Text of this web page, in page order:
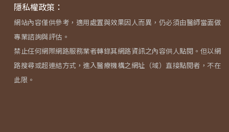
隱私權政策：
網站內容僅供參考，適用處置與效果因人而異，仍必須由醫師當面做
專業諮詢與評估。
禁止任何網際網路服務業者轉錄其網路資訊之內容供人點閱。但以網
路搜尋或超連結方式，進入醫療機構之網址（域）直接點閱者，不在
此限。